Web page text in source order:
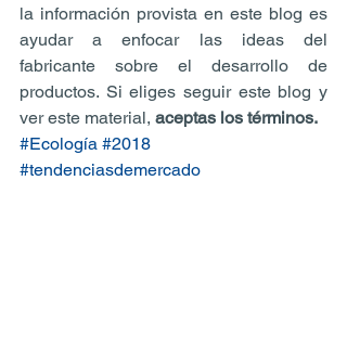
la información provista en este blog es
ayudar a enfocar las ideas del
fabricante sobre el desarrollo de
productos. Si eliges seguir este blog y
ver este material, aceptas los términos.
#Ecología #2018
#tendenciasdemercado